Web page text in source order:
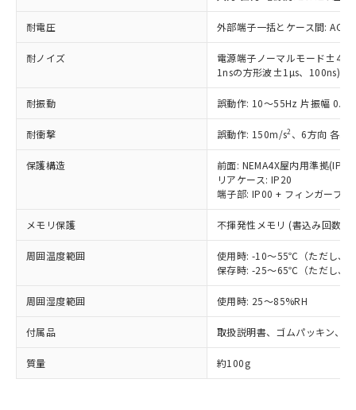
耐電圧 外部端子一括とケース間:
耐ノイズ
電源端子ノーマルモード
1nsの方形波±1µs、100ns)
耐振動 誤動作: 10～55Hz 片振幅
耐衝撃 誤動作: 150m/s2 、6方向 各3回
保護構造
前面: NEMA4X屋内用準拠
リアケース: IP20
端子部: IP00 + フィンガープ
メモリ保護 不揮発性メモリ (書込み回数:
周囲温度範囲
使用時: -10～55℃（ただし、
保存時: -25～65℃（ただし、
周囲湿度範囲 使用時: 25～85%RH
付属品 取扱説明書、ゴムパッキン、
質量 約100g
様のお取引先、またはお客様担当のオ
ムロン制御機器販売店・当社販売員に
オムロン制御機器販売店や当社販売拠
販売ネットワーク
」をご確認
在庫状況および標準価格結果を当社の
事前の承諾なく第三者に漏洩または開
示しないようお願いします。
マイパーツ機能（部品リスト作成サー
ビス）をご利用いただくには、I-Web
メンバーズにご登録されている必要が
お客様が当ウェブサイト上で当社にご
登録された部品リストについて、当社
および当社の共同利用者が、当社の製
品・サービスに関するお客様との取
引・商談に必要な範囲で利用すること
※当社の共同利用者とは、"個人情報
の「1.共同利
用者の範囲」に記載されている法人を
指します。
但し、RoHS指令で産業用監視および制御機器に対する
適用除外項目は除く。
フタル酸エステル類の４物質については閾値を超える意
図的な使用がないことを確認しています。
部品在庫の切り替え状況などにより、予定
月が前後することがあります。
※3 非含有証明書ダウンロード
下記の非含有証明書をダウンロードするこ
EU RoHS指令（10物質）の非含有証明書
51物質の非含有証明書（当社基準）
※本証明書は発行日時点で非含有を証明す
るもので、過去に遡って非含有を証明する
DBP(フタル酸ジブチル) : 1000ppm、 DIBP(フタル酸ジ
イソブチル) : 1000ppm、 BBP(フタル酸ブチルベンジ
DEHP(フタル酸ビス(2-エチルヘキシル)) : 1000ppm
「ｅ」：有害物質（10物質）のすべてが基
準値以下であることを示します。
「10」：通常の使用状況下において有害物
質が外部に漏えいし、環境に深刻な影響を
及ぼさない年数を意味します。
「－」：未確認です。当社販売部門へお問
い合わせください。
全に破砕するなど、違法に輸出されな
いよう必要な手段を講じます。
当社は貴社製品を、核兵器、ミサイ
ル、化学兵器、生物兵器またはその他
武器並びにこれらの製造装置等に一切
当社は、貴社製品を第三者に販売する
場合は、上記1、2および3の内容を当
該第三者に通知します。また当社は、
販売先および販売に係わる関係者が違
法に輸出するおそれがある場合は、取
り引きをいたしません。
キャンセル
一定数には満たないが在庫あり
在庫なし(最新の在庫状況につ
いては、お客様のお取引先、ま
たはお客様担当のオムロン制御
機器販売店・当社販売員にご確
受注生産機種、また在庫状況の
情報を公開していない機種